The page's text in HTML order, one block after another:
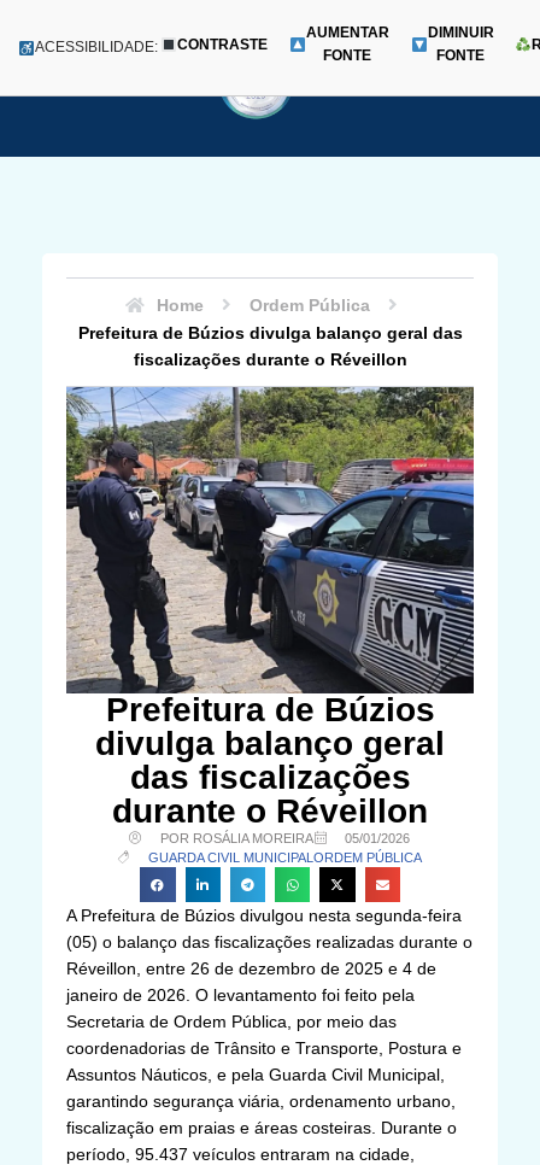
para
Menu
ACESSIBILIDADE: CONTRASTE
AUMENTAR
FONTE
DIMINUIR
FONTE
Home
Ordem Pública
Prefeitura de Búzios divulga balanço geral das
fiscalizações durante o Réveillon
Prefeitura de Búzios
divulga balanço geral
das fiscalizações
durante o Réveillon
POR ROSÁLIA MOREIRA
05/01/2026
GUARDA CIVIL MUNICIPALORDEM PÚBLICA
A Prefeitura de Búzios divulgou nesta segunda-feira
(05) o balanço das fiscalizações realizadas durante o
Réveillon, entre 26 de dezembro de 2025 e 4 de
janeiro de 2026. O levantamento foi feito pela
Secretaria de Ordem Pública, por meio das
coordenadorias de Trânsito e Transporte, Postura e
Assuntos Náuticos, e pela Guarda Civil Municipal,
garantindo segurança viária, ordenamento urbano,
fiscalização em praias e áreas costeiras. Durante o
período, 95.437 veículos entraram na cidade,